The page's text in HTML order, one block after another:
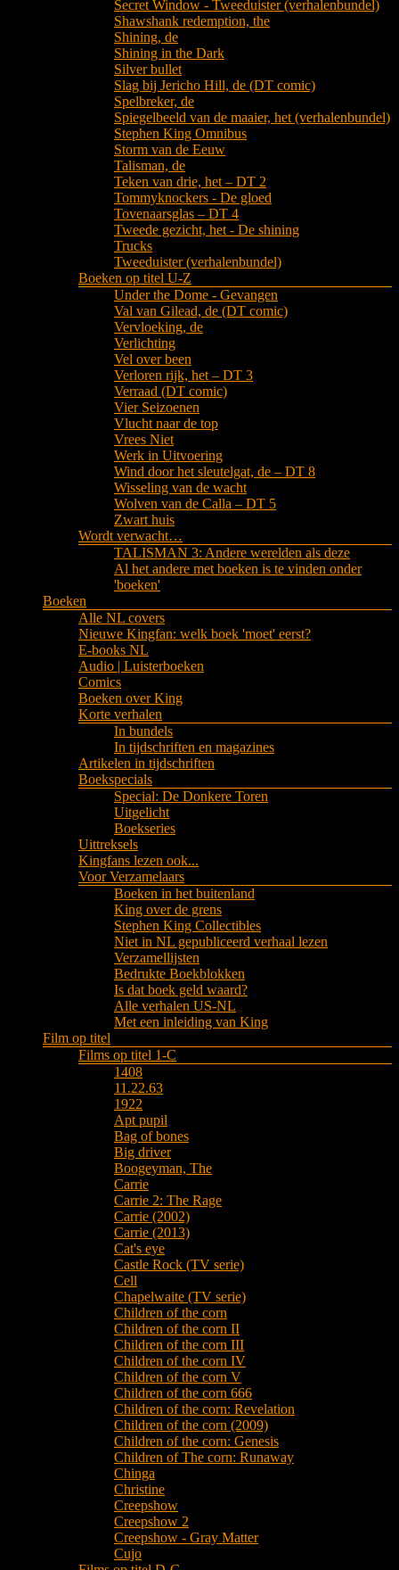
Secret Window - Tweeduister (verhalenbundel)
Shawshank redemption, the
Shining, de
Shining in the Dark
Silver bullet
Slag bij Jericho Hill, de (DT comic)
Spelbreker, de
Spiegelbeeld van de maaier, het (verhalenbundel)
Stephen King Omnibus
Storm van de Eeuw
Talisman, de
Teken van drie, het – DT 2
Tommyknockers - De gloed
Tovenaarsglas – DT 4
Tweede gezicht, het - De shining
Trucks
Tweeduister (verhalenbundel)
Boeken op titel U-Z
Under the Dome - Gevangen
Val van Gilead, de (DT comic)
Vervloeking, de
Verlichting
Vel over been
Verloren rijk, het – DT 3
Verraad (DT comic)
Vier Seizoenen
Vlucht naar de top
Vrees Niet
Werk in Uitvoering
Wind door het sleutelgat, de – DT 8
Wisseling van de wacht
Wolven van de Calla – DT 5
Zwart huis
Wordt verwacht…
TALISMAN 3: Andere werelden als deze
Al het andere met boeken is te vinden onder
'boeken'
Boeken
Alle NL covers
Nieuwe Kingfan: welk boek 'moet' eerst?
E-books NL
Audio | Luisterboeken
Comics
Boeken over King
Korte verhalen
In bundels
In tijdschriften en magazines
Artikelen in tijdschriften
Boekspecials
Special: De Donkere Toren
Uitgelicht
Boekseries
Uittreksels
Kingfans lezen ook...
Voor Verzamelaars
Boeken in het buitenland
King over de grens
Stephen King Collectibles
Niet in NL gepubliceerd verhaal lezen
Verzamellijsten
Bedrukte Boekblokken
Is dat boek geld waard?
Alle verhalen US-NL
Met een inleiding van King
Film op titel
Films op titel 1-C
1408
11.22.63
1922
Apt pupil
Bag of bones
Big driver
Boogeyman, The
Carrie
Carrie 2: The Rage
Carrie (2002)
Carrie (2013)
Cat's eye
Castle Rock (TV serie)
Cell
Chapelwaite (TV serie)
Children of the corn
Children of the corn II
Children of the corn III
Children of the corn IV
Children of the corn V
Children of the corn 666
Children of the corn: Revelation
Children of the corn (2009)
Children of the corn: Genesis
Children of The corn: Runaway
Chinga
Christine
Creepshow
Creepshow 2
Creepshow - Gray Matter
Cujo